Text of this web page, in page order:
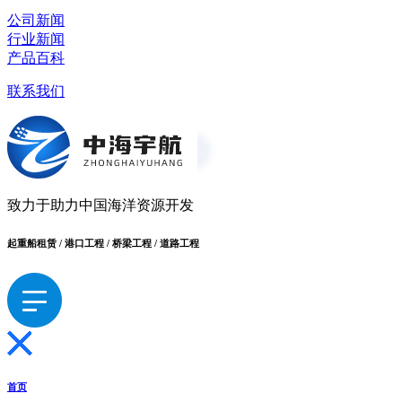
公司新闻
行业新闻
产品百科
联系我们
致力于助力中国海洋资源开发
起重船租赁 / 港口工程 / 桥梁工程 / 道路工程
首页